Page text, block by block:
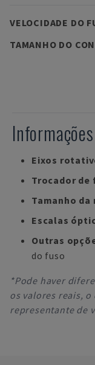
VELOCIDADE DO
TAMANHO DO
Eixos
Trocador de
Tamanho da
Escalas
Outras
do fuso
*Pode haver
os valores reais,
representante de